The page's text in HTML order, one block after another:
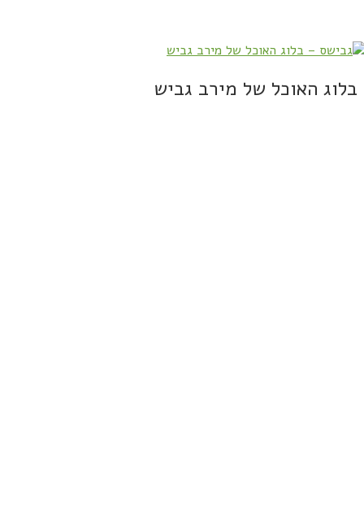
בלוג האוכל של מירב גביש